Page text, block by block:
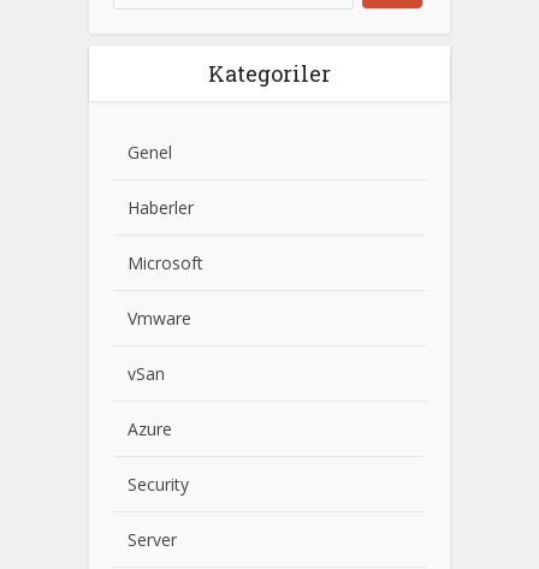
Kategoriler
Genel
Haberler
Microsoft
Vmware
vSan
Azure
Security
Server